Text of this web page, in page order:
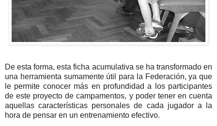
De esta forma, esta ficha acumulativa se ha transformado en
una herramienta sumamente útil para la Federación, ya que
le permite conocer más en profundidad a los participantes
de este proyecto de campamentos, y poder tener en cuenta
aquellas características personales de cada jugador a la
hora de pensar en un entrenamiento efectivo.